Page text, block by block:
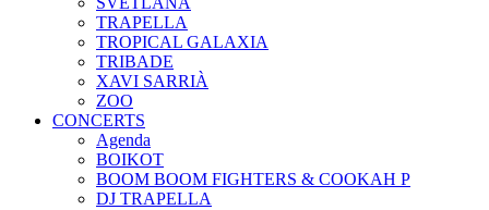
TRAPELLA
TROPICAL GALAXIA
TRIBADE
XAVI SARRIÀ
ZOO
CONCERTS
Agenda
BOIKOT
BOOM BOOM FIGHTERS & COOKAH P
DJ TRAPELLA